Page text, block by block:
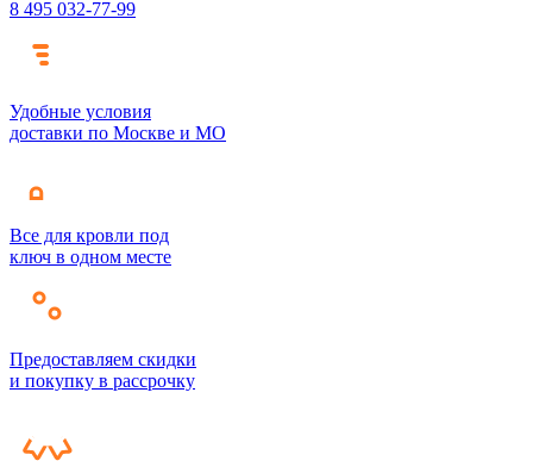
8 495 032-77-99
Удобные условия
доставки по Москве и МО
Все для кровли под
ключ в одном месте
Предоставляем скидки
и покупку в рассрочку